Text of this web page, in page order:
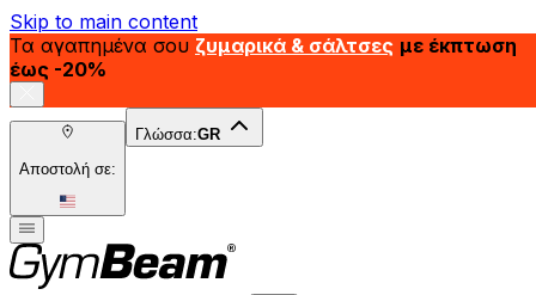
Skip to main content
Τα αγαπημένα σου ζυμαρικά & σάλτσες με έκπτωση
έως -20%
Αποστολή σε:
Γλώσσα:GR